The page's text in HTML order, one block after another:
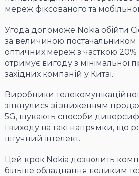
мереж фіксованого та
Угода допоможе Nokia обійти
за величиною постачальником
оптичних мереж з часткою 20%
отримує вигоду з мінімальної
західних компаній у Китаї.
Виробники
зіткнулися зі зниженням
5G, шукають способи
і виходу на такі напрямки, що
штучний інтелект.
Цей крок Nokia дозволить
більше обладнання великим